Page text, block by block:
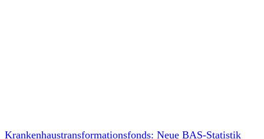
Krankenhaustransformationsfonds: Neue BAS-Statistik